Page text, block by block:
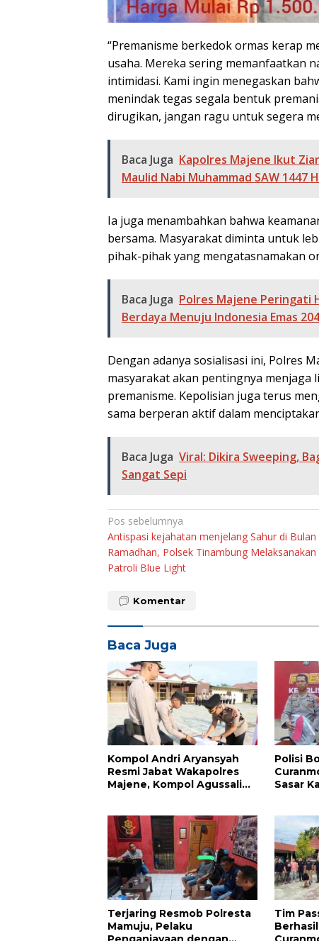
“Premanisme berkedok ormas kerap
usaha. Mereka sering memanfaatkan
intimidasi. Kami ingin menegaskan
menindak tegas segala bentuk
dirugikan, jangan ragu untuk segera
Baca Juga Kapolres Majene Ikut
Maulid Nabi Muhammad SAW 1447 H
Ia juga menambahkan bahwa
bersama. Masyarakat diminta untuk
pihak-pihak yang mengatasnamakan
Baca Juga Polres Majene Peringati
Berdaya Menuju Indonesia Emas
Dengan adanya sosialisasi ini, Polres
masyarakat akan pentingnya menjaga
premanisme. Kepolisian juga terus
sama berperan aktif dalam
Baca Juga Viral: Dikira Sweeping,
Sangat Sepi
Navigasi
pos
Pos sebelumnya
Antispasi kejahatan menjelang Sahur di Bulan
Ramadhan, Polsek Tinambung Melaksanakan
Patroli Blue Light
Komentar
Baca Juga
Kompol Andri Aryansyah
Resmi Jabat Wakapolres
Majene, Kompol Agussalim
Polisi
Sasar
Terjaring Resmob Polresta
Mamuju, Pelaku
Tim